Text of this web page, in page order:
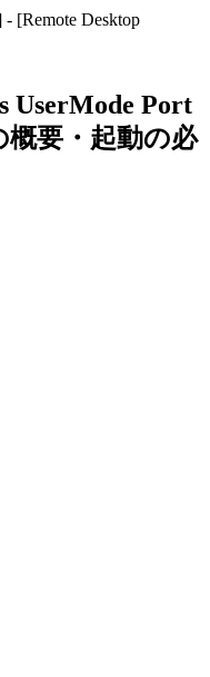
- [Remote Desktop
UserMode Port
要・起動の必